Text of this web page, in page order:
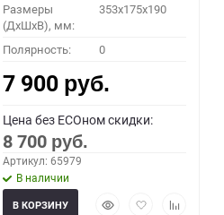
Размеры
(ДхШхВ), мм:
353x175x190
Полярность: 0
7 900 руб.
Цена без ECOном скидки:
8 700 руб.
Артикул: 65979
В наличии
БыстрыйДобавитьДобавить
В КОРЗИНУ